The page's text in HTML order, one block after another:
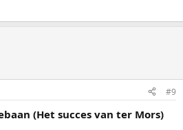
#9
(Het succes van ter Mors)